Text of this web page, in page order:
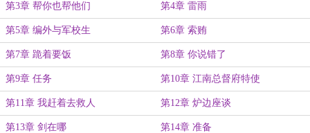
第3章 帮你也帮他们 第4章 雷雨
第5章 编外与军校生 第6章 索贿
第7章 跪着要饭 第8章 你说错了
第9章 任务 第10章 江南总督府特使
第11章 我赶着去救人 第12章 炉边座谈
第13章 剑在哪 第14章 准备